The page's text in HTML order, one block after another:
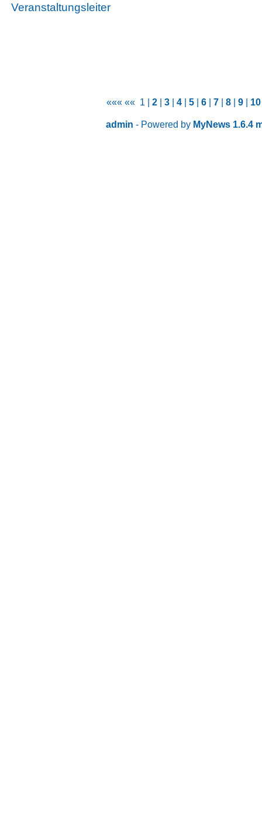
Veranstaltungsleiter
««« «« 1 | 2| 3| 4| 5| 6| 7| 8| 9| 10
admin - Powered by MyNews 1.6.4